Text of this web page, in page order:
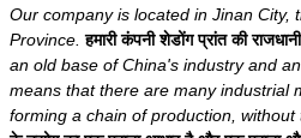
Our company is located in Jinan City,
Province. हमारी कंपनी शेडोंग प्रांत की
an old base of China's industry and
means that there are many industrial
forming a chain of production, without